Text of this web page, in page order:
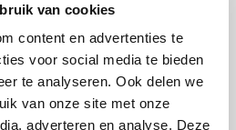
van cookies
content en advertenties te
voor social media te bieden
te analyseren. Ook delen we
van onze site met onze
adverteren en analyse. Deze
Plopsa